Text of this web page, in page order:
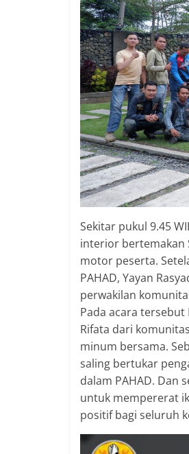
Sekitar pukul 9.45
interior bertemakan
motor peserta.
PAHAD, Yayan
perwakilan
Pada acara tersebut
Rifata dari
minum bersama.
saling bertukar
dalam PAHAD. Dan
untuk mempererat
positif bagi seluruh